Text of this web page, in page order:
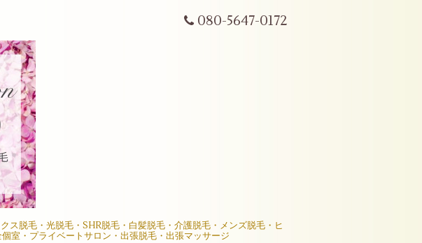
080-5647-0172
脱毛・光脱毛・SHR脱毛・白髪脱毛・介護脱毛・メンズ脱毛・ヒ
室・プライベートサロン・出張脱毛・出張マッサージ